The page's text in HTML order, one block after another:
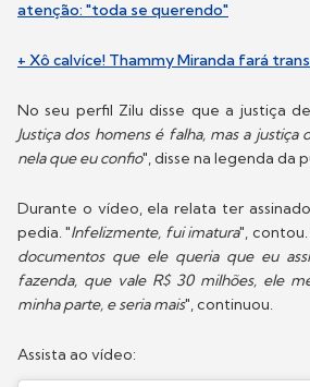
atenção: "toda se querendo"
+ Xô calvíce! Thammy Miranda fará
No seu perfil Zilu disse que a justiça
Justiça dos homens é falha, mas a justiça
nela que eu confio", disse na legenda da
Durante o vídeo, ela relata ter
pedia. "Infelizmente, fui imatura", contou.
documentos que ele queria que eu
fazenda, que vale R$ 30 milhões, ele
minha parte, e seria mais", continuou.
Assista ao vídeo: